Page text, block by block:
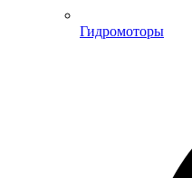
Гидромоторы